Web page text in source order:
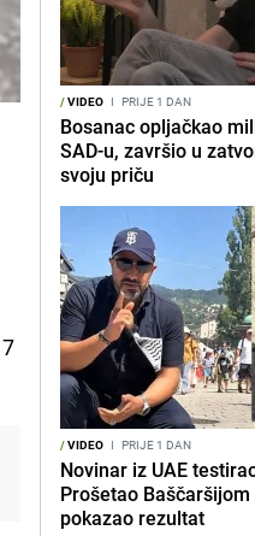
/VIDEO I PRIJE 1 DAN
Bosanac opljačkao
SAD-u, završio u
svoju priču
/VIDEO I PRIJE 1 DAN
Novinar iz UAE
Prošetao
pokazao rezultat